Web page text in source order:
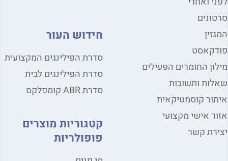
החומרים הפעילים
ותשובות
קוסמטיקאית
אישי מקצועי
קשר
חידוש העור
סדרת הפילינגים המקצועית
סדרת הפילינגים לבית
סדרת ABR קומפלקס
קטגוריות מוצרים
פופולריות